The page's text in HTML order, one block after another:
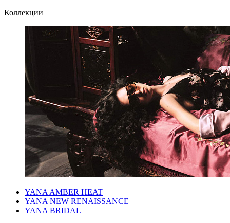
Коллекции
YANA AMBER HEAT
YANA NEW RENAISSANCE
YANA BRIDAL